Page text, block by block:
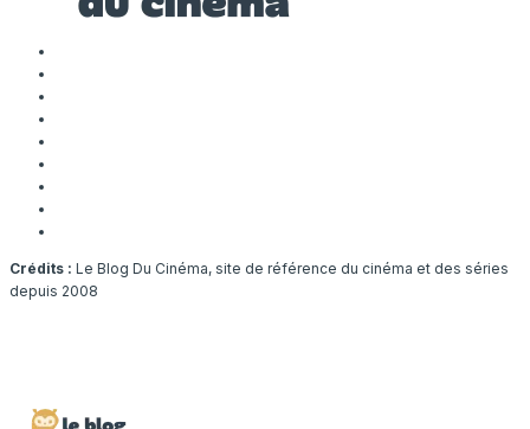
Crédits : Le Blog Du Cinéma, site de référence du cinéma et des séries
depuis 2008